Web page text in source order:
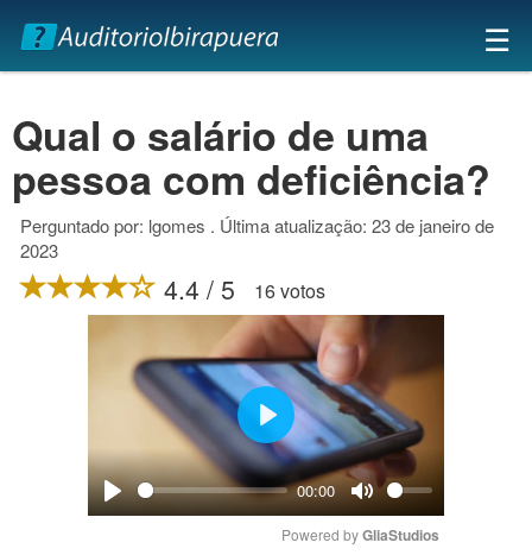
×
☰
Qual o salário de uma
pessoa com deficiência?
Perguntado por: lgomes . Última atualização: 23 de janeiro de
2023
4.4 / 5 16 votos
Play
00:00
Mute
Play
Powered by GliaStudios